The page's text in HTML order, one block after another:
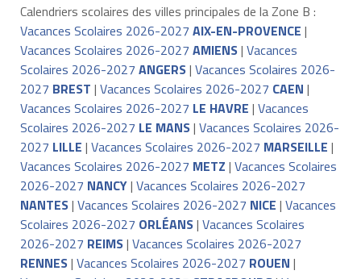
Calendriers scolaires des villes principales de la Zone B :
Vacances Scolaires 2026-2027 AIX-EN-PROVENCE |
Vacances Scolaires 2026-2027 AMIENS| Vacances
Scolaires 2026-2027 ANGERS| Vacances Scolaires 2026-
2027 BREST | Vacances Scolaires 2026-2027 CAEN |
Vacances Scolaires 2026-2027 LE HAVRE | Vacances
Scolaires 2026-2027 LE MANS| Vacances Scolaires 2026-
2027 LILLE | Vacances Scolaires 2026-2027 MARSEILLE |
Vacances Scolaires 2026-2027 METZ | Vacances Scolaires
2026-2027 NANCY| Vacances Scolaires 2026-2027
NANTES| Vacances Scolaires 2026-2027 NICE | Vacances
Scolaires 2026-2027 ORLÉANS| Vacances Scolaires
2026-2027 REIMS| Vacances Scolaires 2026-2027
RENNES| Vacances Scolaires 2026-2027 ROUEN |